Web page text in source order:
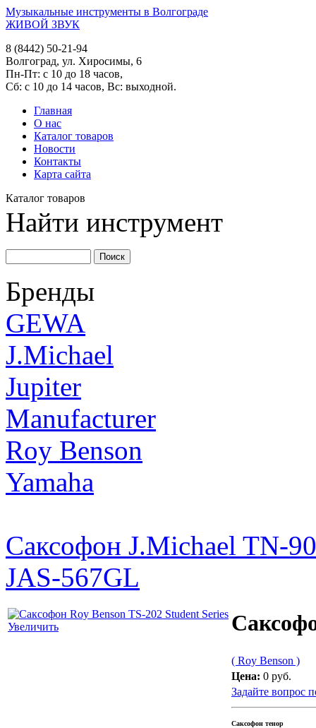
Музыкальные инструменты в Волгограде
ЖИВОЙ ЗВУК
8 (8442) 50-21-94
Волгоград, ул. Хиросимы, 6
Пн-Пт: с 10 до 18 часов,
Сб: с 10 до 14 часов, Вс: выходной.
Главная
О нас
Каталог товаров
Новости
Контакты
Карта сайта
Каталог товаров
Найти инструмент
Бренды
GEWA
J.Michael
Jupiter
Manufacturer
Roy Benson
Yamaha
Саксофон J.Michael TN-
JAS-567GL
Увеличить
( Roy Benson )
Цена: 0 руб.
Задайте вопрос
Саксофон тенор